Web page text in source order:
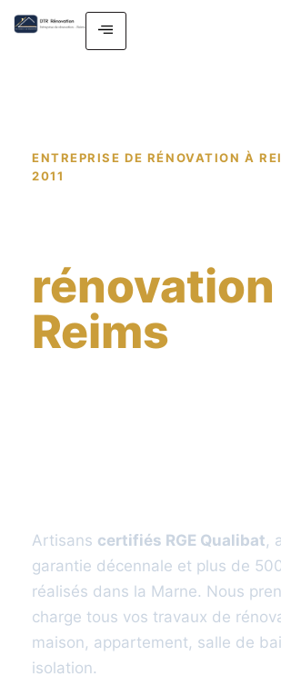
ENTREPRISE DE RÉNOVATION À
2011
rénovation
Reims
Artisans certifiés RGE Qualibat,
garantie décennale et plus de
réalisés dans la Marne. Nous
charge tous vos travaux de
maison, appartement, salle de
isolation.